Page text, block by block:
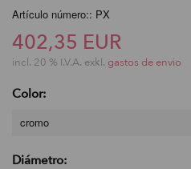
Artículo número:: PX
402,35 EUR
incl. 20 % I.V.A. exkl. gastos de envio
Color:
cromo
Diámetro: